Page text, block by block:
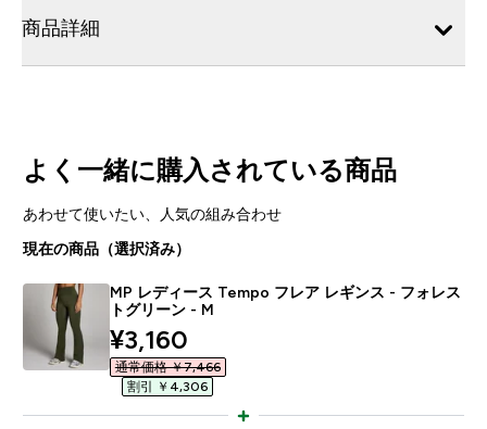
商品詳細
よく一緒に購入されている商品
あわせて使いたい、人気の組み合わせ
現在の商品（選択済み）
MP レディース Tempo フレア レギンス - フォレス
トグリーン - M
discounted price
¥3,160‎
通常価格 ￥7,466‎
割引 ￥4,306‎